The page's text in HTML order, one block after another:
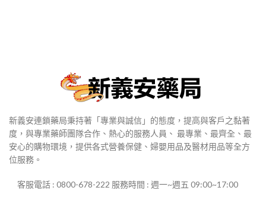
新義安連鎖藥局秉持著「專業與誠信」的態度，提高與客戶之黏著
度，與專業藥師團隊合作、熱心的服務人員、 最專業、最齊全、最
安心的購物環境，提供各式營養保健、婦嬰用品及醫材用品等全方
位服務。
客服電話 : 0800-678-222 服務時間 : 週一~週五 09:00~17:00